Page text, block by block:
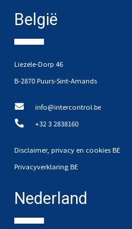
België
Liezele-Dorp 46
B-2870 Puurs-Sint-Amands
info@intercontrol.be
+32 3 2838160
Disclaimer, privacy en cookies BE
Privacyverklaring BE
Nederland